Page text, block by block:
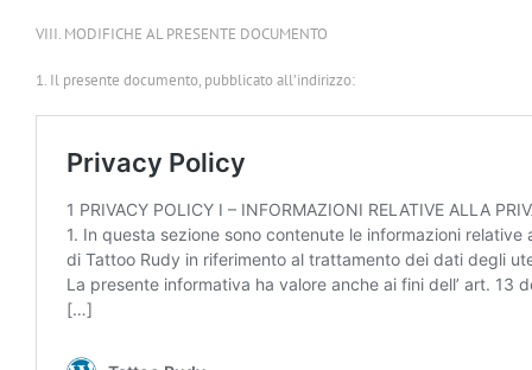
VIII. MODIFICHE AL PRESENTE DOCUMENTO
1. Il presente documento, pubblicato all’indirizzo: